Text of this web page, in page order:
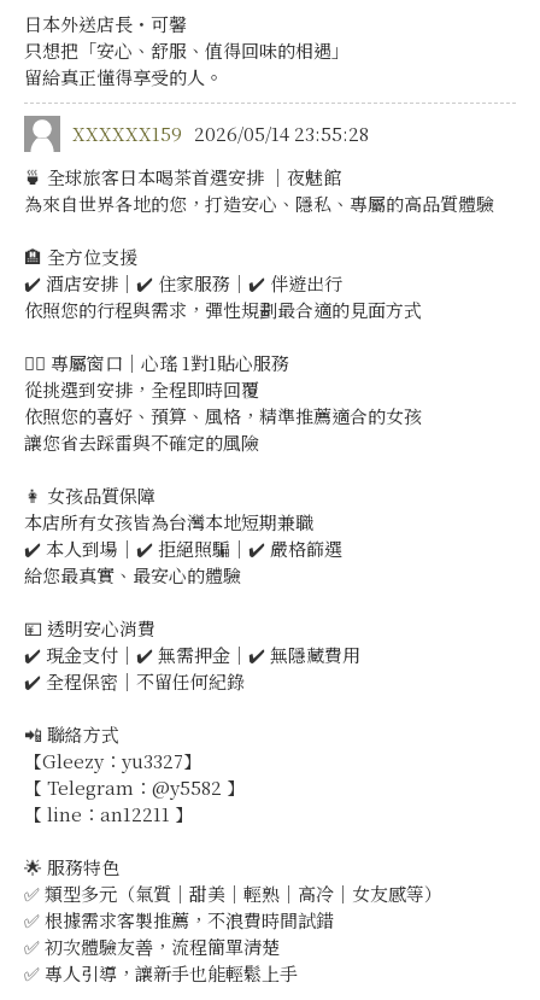
日本外送店長・可馨
只想把「安心、舒服、值得回味的相遇」
留給真正懂得享受的人。
XXXXXX159 2026/05/14 23:55:28
🍵 全球旅客日本喝茶首選安排 ｜夜魅館
為來自世界各地的您，打造安心、隱私、專屬的高品質體驗
🏨 全方位支援
✔️ 酒店安排｜✔️ 住家服務｜✔️ 伴遊出行
依照您的行程與需求，彈性規劃最合適的見面方式
💁‍♀️ 專屬窗口｜心瑤 1對1貼心服務
從挑選到安排，全程即時回覆
依照您的喜好、預算、風格，精準推薦適合的女孩
讓您省去踩雷與不確定的風險
👩 女孩品質保障
本店所有女孩皆為台灣本地短期兼職
✔️ 本人到場｜✔️ 拒絕照騙｜✔️ 嚴格篩選
給您最真實、最安心的體驗
💴 透明安心消費
✔️ 現金支付｜✔️ 無需押金｜✔️ 無隱藏費用
✔️ 全程保密｜不留任何紀錄
📲 聯絡方式
【Gleezy：yu3327】
【 Telegram：@y5582 】
【 line：an12211 】
🌟 服務特色
✅ 類型多元（氣質｜甜美｜輕熟｜高冷｜女友感等）
✅ 根據需求客製推薦，不浪費時間試錯
✅ 初次體驗友善，流程簡單清楚
✅ 專人引導，讓新手也能輕鬆上手